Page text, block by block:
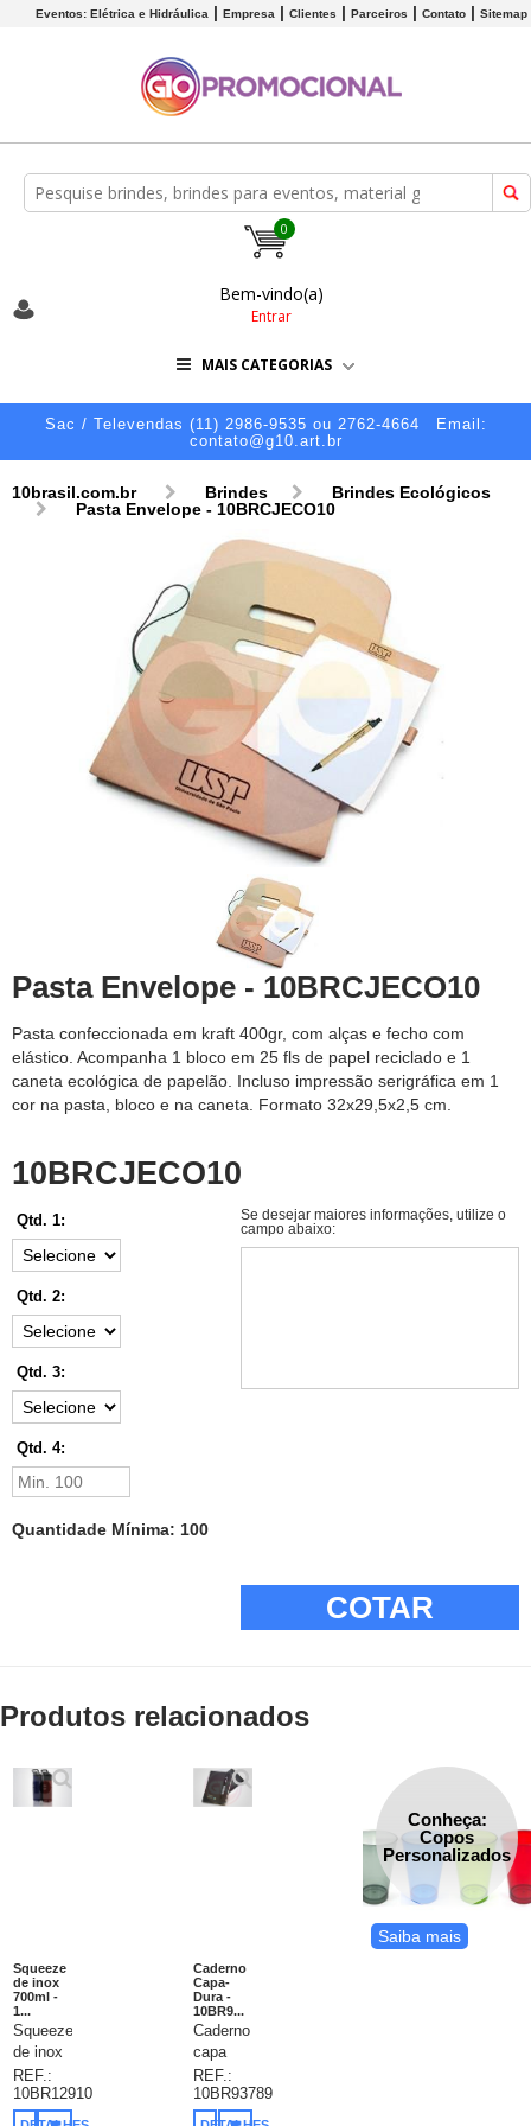
Eventos: Elétrica e Hidráulica Empresa Clientes Parceiros Contato Sitemap
0
Bem-vindo(a)
Entrar
MAIS CATEGORIAS
Sac / Televendas (11) 2986-9535 ou 2762-4664
Email:
contato@g10.art.br
10brasil.com.br Brindes
Brindes Ecológicos
Pasta Envelope - 10BRCJECO10
Pasta Envelope - 10BRCJECO10
Pasta confeccionada em kraft 400gr, com alças e fecho com
elástico. Acompanha 1 bloco em 25 fls de papel reciclado e 1
caneta ecológica de papelão. Incluso impressão serigráfica em 1
cor na pasta, bloco e na caneta. Formato 32x29,5x2,5 cm.
10BRCJECO10
Qtd. 1:
Qtd. 2:
Qtd. 3:
Qtd. 4:
Quantidade Mínima: 100
Se desejar maiores informações, utilize o
campo abaixo:
COTAR
Produtos relacionados
Squeeze
de inox
700ml -
1...
Squeeze
de inox
700ml
com
bico.
REF.:
10BR12910
Caderno
Capa-
Dura -
10BR9...
Caderno
capa
dura
personalizado.
C.
REF.:
10BR93789
Conheça:
Copos
Personalizados
Saiba mais